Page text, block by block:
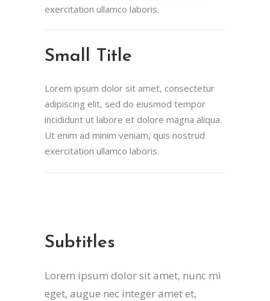
exercitation ullamco laboris.
Small Title
Lorem ipsum dolor sit amet, consectetur
adipiscing elit, sed do eiusmod tempor
incididunt ut labore et dolore magna aliqua.
Ut enim ad minim veniam, quis nostrud
exercitation ullamco laboris.
Subtitles
Lorem ipsum dolor sit amet, nunc mi
eget, augue nec integer amet et,